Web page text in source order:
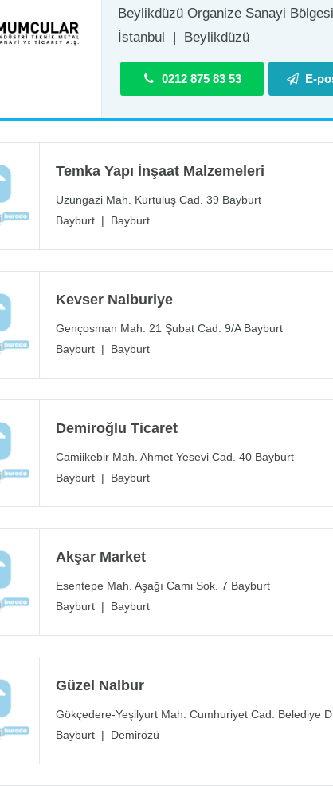
Beylikdüzü Organize Sanayi
İstanbul
Beylikdüzü
0212 875 83 53 E-
Temka Yapı İnşaat Malzemeleri
Uzungazi Mah. Kurtuluş Cad. 39 Bayburt
Bayburt | Bayburt
Kevser Nalburiye
Gençosman Mah. 21 Şubat Cad. 9/A Bayburt
Bayburt | Bayburt
Demiroğlu Ticaret
Camiikebir Mah. Ahmet Yesevi Cad. 40 Bayburt
Bayburt | Bayburt
Akşar Market
Esentepe Mah. Aşağı Cami Sok. 7 Bayburt
Bayburt | Bayburt
Güzel Nalbur
Gökçedere-Yeşilyurt Mah. Cumhuriyet Cad. Belediye
Bayburt | Demirözü